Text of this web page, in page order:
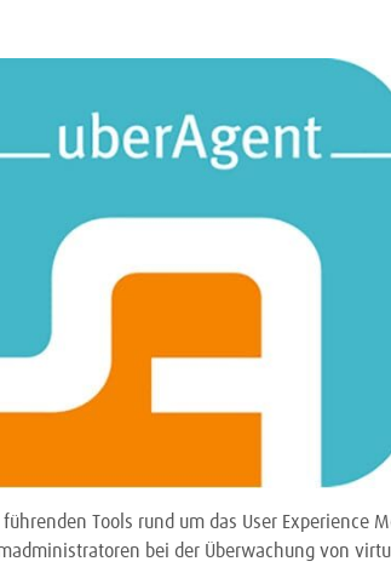
Tools rund um das User Experience
bei der Überwachung von